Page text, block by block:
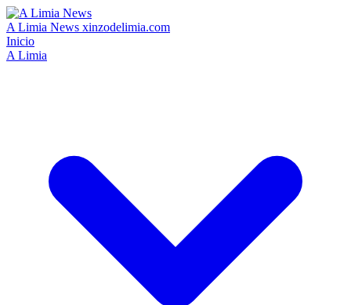
A Limia News xinzodelimia.com
Inicio
A Limia